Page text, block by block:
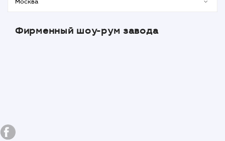
Фирменный шоу-рум завода